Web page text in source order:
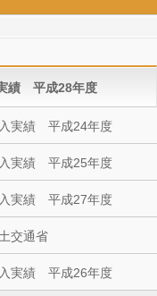
績 平成28年度
実績 平成24年度
実績 平成25年度
実績 平成27年度
交通省
実績 平成26年度